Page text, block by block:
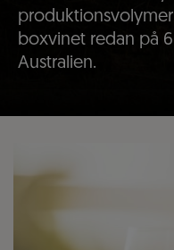
boxvinet redan på
Australien.